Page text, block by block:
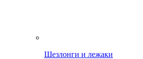
Шезлонги и лежаки